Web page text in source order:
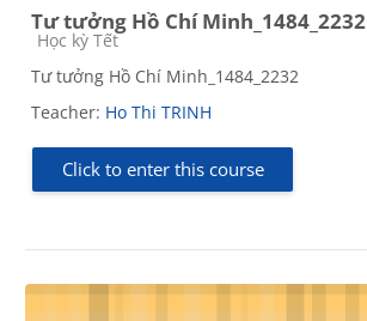
Tư tưởng Hồ Chí Minh_1484_2232
Course category
Học kỳ Tết
Tư tưởng Hồ Chí Minh_1484_2232
Teacher: Ho Thi TRINH
Click to enter this course